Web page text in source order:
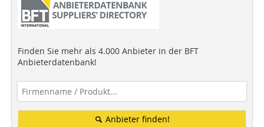
Finden Sie mehr als 4.000 Anbieter in der BFT
Anbieterdatenbank!
Anbieter finden!